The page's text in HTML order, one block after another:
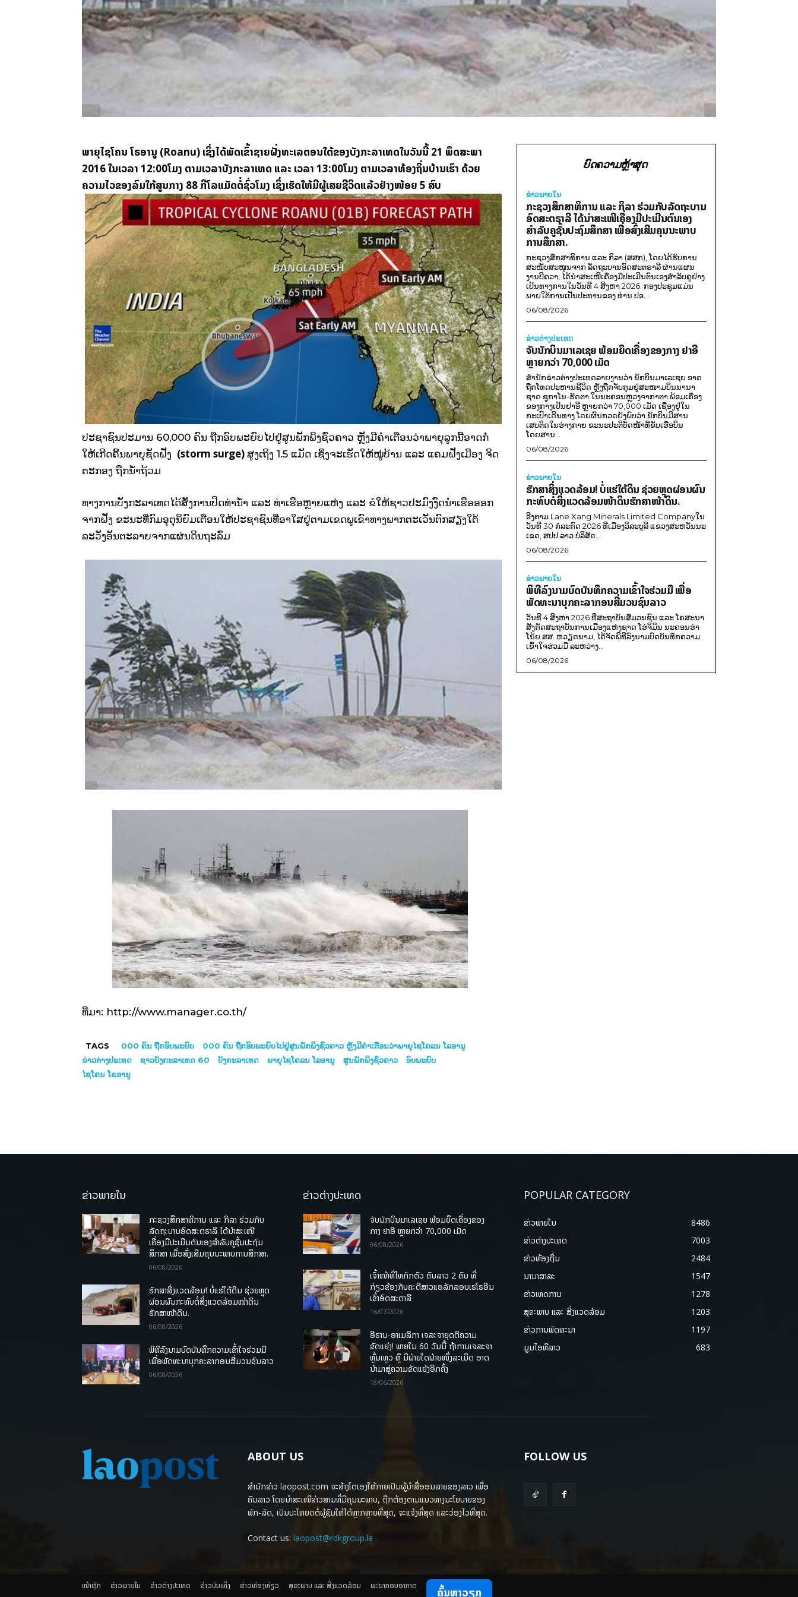
ພາຍຸໄຊໂຄນ ໂຣອານູ (Roanu) ເຊິ່ງໄດ້ພັດເຂົ້າຊາຍຝັ່ງທະເລຕອນໃຕ້ຂອງບັງກະລາເທດໃນວັນນີ້ 21 ພຶດສະພາ
2016 ໃນເວລາ 12:00ໂມງ ຕາມເວລາບັງກະລາເທດ ແລະ ເວລາ 13:00ໂມງ ຕາມເວລາທ້ອງຖິ່ນບ້ານເຮົາ ດ້ວຍ
ຄວາມໄວຂອງລົມໃກ້ສູນກາງ 88 ກີໂລແມັດຕໍ່ຊົ່ວໂມງ ເຊິ່ງເຮັດໃຫ້ມີຜູ້ເສຍຊີວິດແລ້ວຢ່າງໜ້ອຍ 5 ສົບ
ປະຊາຊົນປະມານ 60,000 ຄົນ ຖືກອົບພະຍົບໄປຢູ່ສູນພັກພິງຊົ່ວຄາວ ຫຼັງມີຄຳເຕືອນວ່າພາຍຸລູກນີ້ອາດກໍ່
ໃຫ້ເກີດຄື້ນພາຍຸຊັດຝັ່ງ (storm surge) ສູງເຖິງ 1.5 ແມັດ ເຊິ່ງຈະເຮັດໃຫ້ໝູ່ບ້ານ ແລະ ແຄມຝັ່ງເມືອງ ຈິດ
ຕະກອງ ຖືກນ້ຳຖ້ວມ
ທາງການບັງກະລາເທດໄດ້ສັ່ງການປິດທ່ານ້ຳ ແລະ ທ່າເຮືອຫຼາຍແຫ່ງ ແລະ ຂໍໃຫ້ຊາວປະມົງງົດນຳເຮືອອອກ
ຈາກຝັ່ງ ຂະນະທີ່ກົມອຸຕຸນິຍົມເຕືອນໃຫ້ປະຊາຊົນທີ່ອາໃສຢູ່ຕາມເຂດພູເຂົາທາງພາກຕະເວັນຕົກສຽງໃຕ້
ລະວັງອັນຕະລາຍຈາກແຜ່ນດິນຖະລົ່ມ
ທີ່ມາ: http://www.manager.co.th/
TAGS 000 ຄົນ ຖືກອົບພະຍົບ
000 ຄົນ ຖືກອົບພະຍົບໄປຢູ່ສູນພັກພິງຊົ່ວຄາວ ຫຼັງມີຄຳເຕືອນວ່າພາຍຸໄຊໂຄລນ ໂລອານູ
ຂ່າວ​ຕ່າງ​ປະເທດ
ຊາວບັງກະລາເທດ 60 ບັງ​ກະ​ລາ​ເທດ ພາຍຸໄຊໂຄລນ ໂລອານູ ສູນພັກພິງຊົ່ວຄາວ
ອົບພະຍົບ
ໄຊໂຄນ ໂຣອານູ
ບົດຄວາມຫຼ້າສຸດ
ຂ່າວພາຍ​ໃນ
ກະຊວງສຶກສາທິການ ແລະ ກິລາ ຮ່ວມກັບລັດຖະບານ
ອົດສະຕຣາລີ ໄດ້ນຳສະເໜີເຄື່ອງມືປະເມີນຕົນເອງ
ສຳລັບຄູຊັ້ນປະຖົມສຶກສາ ເພື່ອສົ່ງເສີມຄຸນນະພາບ
ການສຶກສາ.
ກະຊວງສຶກສາທິການ ແລະ ກິລາ (ສສກ), ໂດຍໄດ້ຮັບການ
ສະໜັບສະໜູນຈາກ ລັດຖະບານອົດສະຕຣາລີ ຜ່ານແຜນ
ງານບີຄວາ, ໄດ້ນຳສະເໜີເຄື່ອງມືປະເມີນຕົນເອງສຳລັບຄູຢ່າງ
ເປັນທາງການໃນວັນທີ 4 ສິງຫາ 2026. ກອງປະຊຸມແມ່ນ
ພາຍໃຕ້ການເປັນປະທານຂອງ ທ່ານ ປອ...
06/08/2026
ຂ່າວຕ່າງປະເທດ
ຈັບນັກບິນມາເລເຊຍ ພ້ອມຍຶດເຄື່ອງຂອງກາງ ຢາອີ
ຫຼາຍກວ່າ 70,000 ເມັດ
ສຳນັກຂ່າວຕ່າງປະເທດລາຍງານວ່າ ນັກບິນມາເລເຊຍ ອາດ
ຖືກໂທດປະຫານຊີວິດ ຫຼັງຖືກຈັບກຸມຢູ່ສະໜາມບິນນານາ
ຊາດ ຊູກາໂນ-ຮັດຕາ ໃນນະຄອນຫຼວງຈາກາຕາ ພ້ອມເຄື່ອງ
ຂອງກາງເປັນຢາອີ ຫຼາຍກວ່າ 70,000 ເມັດ ເຊື່ອງຢູ່ໃນ
ກະເປົາເດີນທາງ ໂດຍຜົນກວດຍັງພົບວ່າ ນັກບິນມີສານ
ເສບຕິດໃນຮ່າງກາຍ ຂະນະປະຕິບັດໜ້າທີ່ຂັບເຮືອບິນ
ໂດຍສານ...
06/08/2026
ຂ່າວພາຍ​ໃນ
ຮັກສາສິ່ງແວດລ້ອມ! ບໍ່ແຮ່ໃຕ້ດິນ ຊ່ວຍຫຼຸດຜ່ອນຜົນ
ກະທົບຕໍ່ສິ່ງແວດລ້ອມໜ້າດິນຮັກສາໜ້າດິນ.
ອີງຕາມ Lane Xang Minerals Limited Companyໃນ
ວັນທີ 30 ກໍລະກົດ 2026 ທີ່ເມືອງວິລະບູລີ ແຂວງສະຫວັນນະ
ເຂດ, ສປປ ລາວ ບໍລິສັດ...
06/08/2026
ຂ່າວພາຍ​ໃນ
ພິທີລົງນາມບົດບັນທຶກຄວາມເຂົ້າໃຈຮ່ວມມື ເພື່ອ
ພັດທະນາບຸກຄະລາກອນສື່ມວນຊົນລາວ
ວັນທີ 4 ສິງຫາ 2026 ທີ່ສະຖາບັນສື່ມວນຊົນ ແລະ ໂຄສະນາ
ສັງກັດສະຖາບັນການເມືອງແຫ່ງຊາດ ໂຮ່ຈິມິນ ນະຄອນຮ່າ
ໂນ້ຍ ສສ. ຫວຽດນາມ, ໄດ້ຈັດພິທີລົງນາມບົດບັນທຶກຄວາມ
ເຂົ້າໃຈຮ່ວມມື ລະຫວ່າງ...
06/08/2026
ຂ່າວພາຍໃນ
ກະຊວງສຶກສາທິການ ແລະ ກິລາ ຮ່ວມກັບ
ລັດຖະບານອົດສະຕຣາລີ ໄດ້ນຳສະເໜີ
ເຄື່ອງມືປະເມີນຕົນເອງສຳລັບຄູຊັ້ນປະຖົມ
ສຶກສາ ເພື່ອສົ່ງເສີມຄຸນນະພາບການສຶກສາ.
06/08/2026
ຮັກສາສິ່ງແວດລ້ອມ! ບໍ່ແຮ່ໃຕ້ດິນ ຊ່ວຍຫຼຸດ
ຜ່ອນຜົນກະທົບຕໍ່ສິ່ງແວດລ້ອມໜ້າດິນ
ຮັກສາໜ້າດິນ.
06/08/2026
ພິທີລົງນາມບົດບັນທຶກຄວາມເຂົ້າໃຈຮ່ວມມື
ເພື່ອພັດທະນາບຸກຄະລາກອນສື່ມວນຊົນລາວ
06/08/2026
ຂ່າວຕ່າງປະເທດ
ຈັບນັກບິນມາເລເຊຍ ພ້ອມຍຶດເຄື່ອງຂອງ
ກາງ ຢາອີ ຫຼາຍກວ່າ 70,000 ເມັດ
06/08/2026
ເຈົ້າໜ້າທີ່ໄທກັກຕົວ ຄົນລາວ 2 ຄົນ ທີ່
ກ່ຽວຂ້ອງກັບຄະດີສາວແອລັກລອບເຮໂຣອີນ
ເຂົ້າອົດສະຕາລີ
16/07/2026
ອີຣານ-ອາເມລິກາ ເຈລະຈາຍຸດຕິຄວາມ
ຂັດແຍ່ງ! ພາຍໃນ 60 ວັນນີ້ ຖ້າການເຈລະຈາ
ຫຼົ້ມເຫຼວ ຫຼື ມີຝ່າຍໃດຝ່າຍໜຶ່ງລະເມີດ ອາດ
ນໍາມາສູ່ຄວາມຂັດແຍ້ງອີກຄັ້ງ
18/06/2026
POPULAR CATEGORY
ຂ່າວພາຍ​ໃນ
8486
ຂ່າວຕ່າງປະເທດ
7003
ຂ່າວທ້ອງຖິ່ນ
2484
ນານາສາລະ
1547
ຂ່າວເຫດການ
1278
ສຸຂະພາບ ແລະ ສີ່ງແວດລ້ອມ
1203
ຂ່າວການພັດທະນາ
1197
ມູມໄອທີລາວ
683
ABOUT US
ສຳນັກຂ່າວ laopost.com ຈະສ້າງໂຕເອງໃຫ້ກາຍເປັນຜູ້ນຳສື່ອອນລາຍຂອງລາວ ເພື່ອ
ຄົນລາວ ໂດຍນຳສະເໜີຂ່າວສານທີ່ມີຄຸນນະພາບ, ຖືກຕ້ອງຕາມແນວທາງນະໂຍບາຍຂອງ
ພັກ-ລັດ, ເປັນປະໂຫຍດຕໍ່ຜູ້ຊົມໃຫ້ໄດ້ຫຼາກຫຼາຍທີ່ສຸດ, ຈະແຈ້ງທີ່ສຸດ ແລະວ່ອງໄວທີ່ສຸດ.
Contact us: laopost@rdkgroup.la
FOLLOW US
ໜ້າຫຼັກ ຂ່າວພາຍ​ໃນ ຂ່າວຕ່າງປະເທດ ​ຂ່າວບັນເທິງ ​ຂ່າວທ່ອງທ່ຽວ ສຸຂະພາບ ແລະ ສີ່ງແວດລ້ອມ ພະຍາກອນອາກາດ ຄົ້ນຫາວຽກ